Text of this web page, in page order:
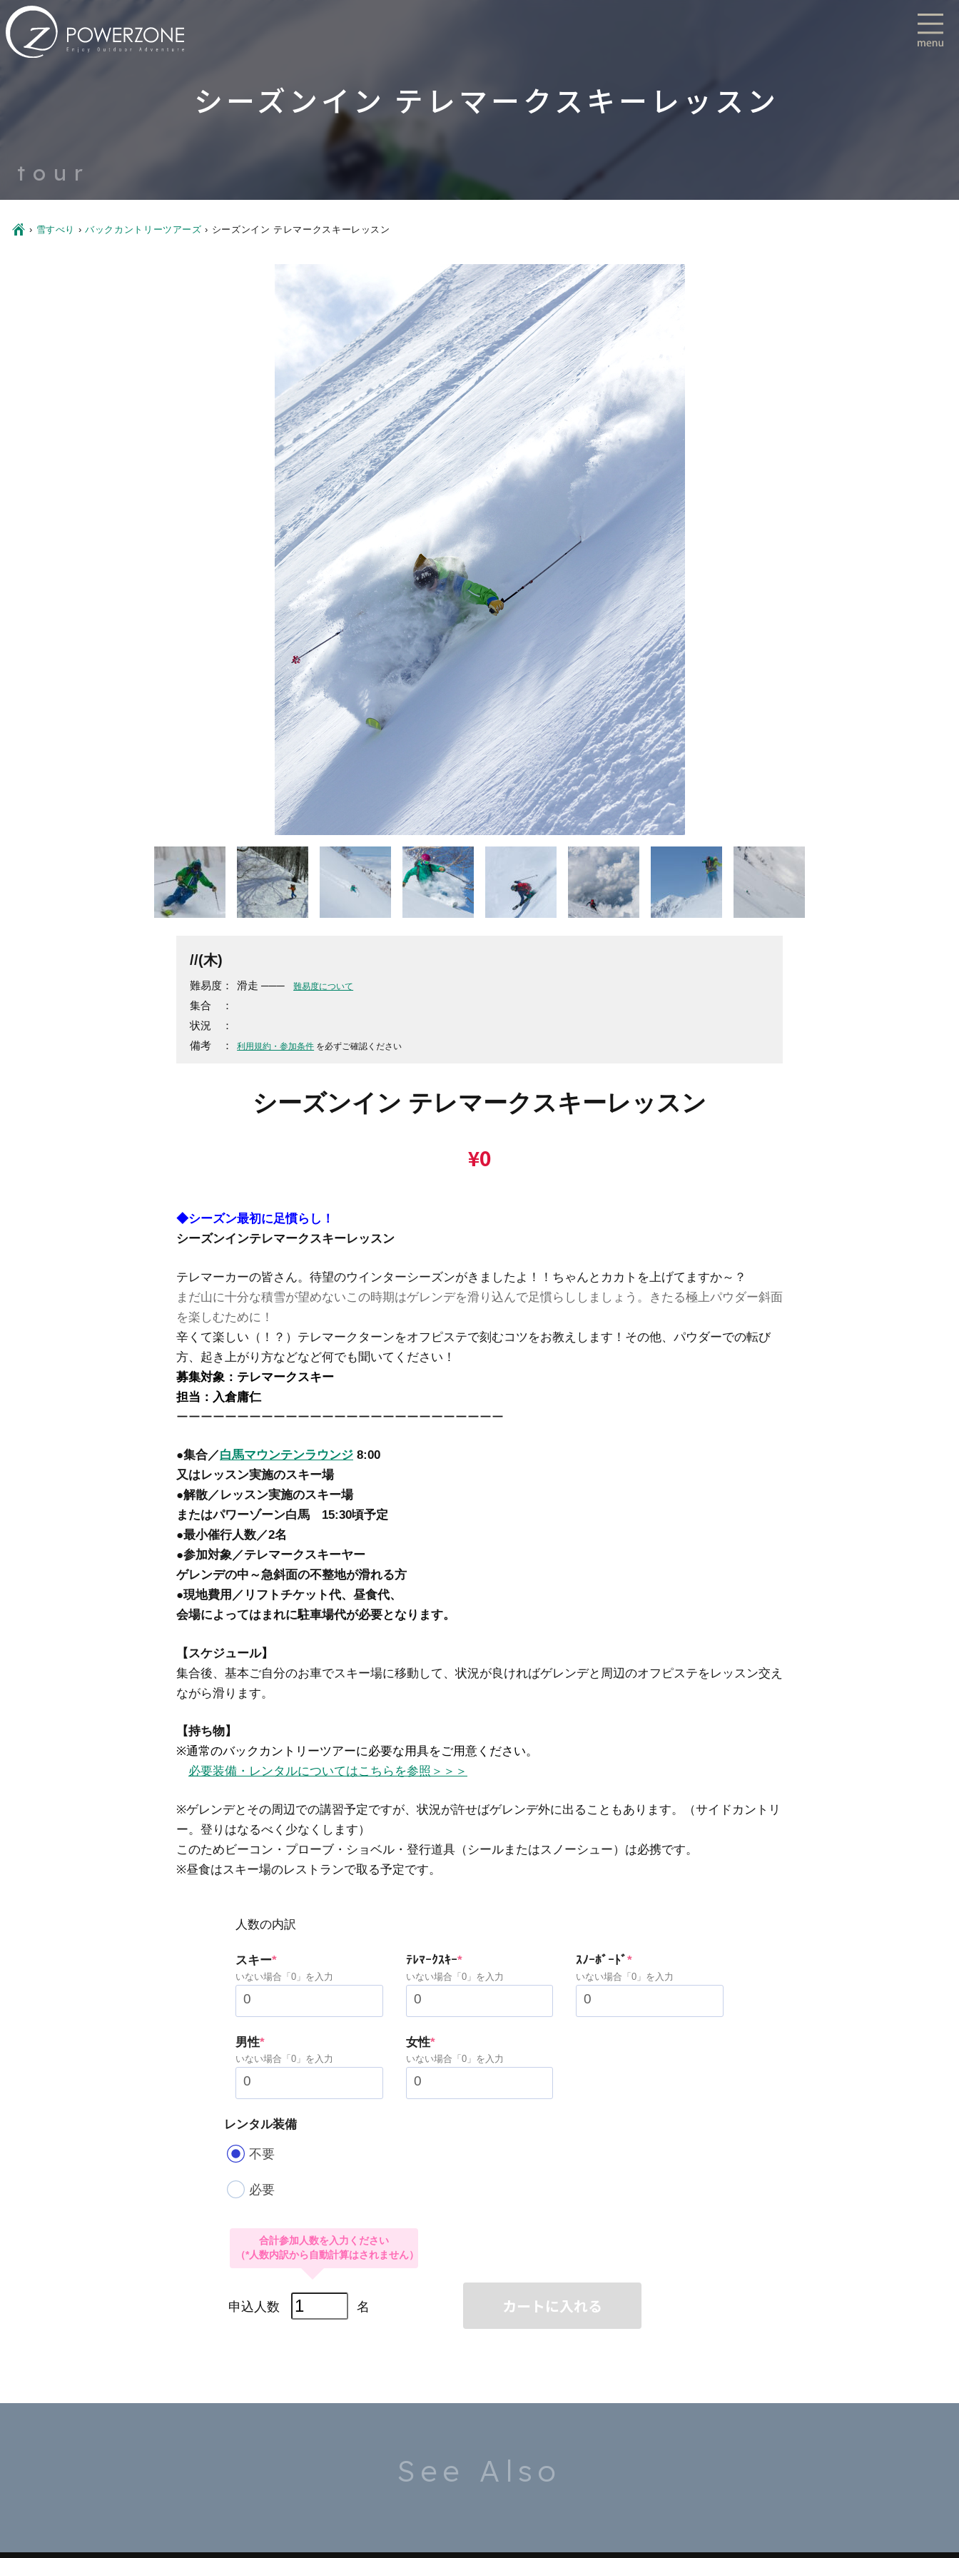
tour
シーズンイン テレマークスキーレッスン
Ç › 雪すべり ›バックカントリーツアーズ › シーズンイン テレマークスキーレッスン
//(木)
難易度： 滑走 ─── 難易度について
集合 ：
状況 ：
備考 ：
利用規約・参加条件 を必ずご確認ください
シーズンイン テレマークスキーレッスン
¥0
◆シーズン最初に足慣らし！
シーズンインテレマークスキーレッスン
テレマーカーの皆さん。待望のウインターシーズンがきましたよ！！ちゃんとカカトを上げてますか～？
まだ山に十分な積雪が望めないこの時期はゲレンデを滑り込んで足慣らししましょう。きたる極上パウダー斜面
を楽しむために！
辛くて楽しい（！？）テレマークターンをオフピステで刻むコツをお教えします！その他、パウダーでの転び
方、起き上がり方などなど何でも聞いてください！
募集対象：テレマークスキー
担当：入倉庸仁
ーーーーーーーーーーーーーーーーーーーーーーーーーーー
●集合／白馬マウンテンラウンジ 8:00
又はレッスン実施のスキー場
●解散／レッスン実施のスキー場
またはパワーゾーン白馬 15:30頃予定
●最小催行人数／2名
●参加対象／テレマークスキーヤー
ゲレンデの中～急斜面の不整地が滑れる方
●現地費用／リフトチケット代、昼食代、
会場によってはまれに駐車場代が必要となります。
【スケジュール】
集合後、基本ご自分のお車でスキー場に移動して、状況が良ければゲレンデと周辺のオフピステをレッスン交え
ながら滑ります。
【持ち物】
※通常のバックカントリーツアーに必要な用具をご用意ください。
必要装備・レンタルについてはこちらを参照＞＞＞
※ゲレンデとその周辺での講習予定ですが、状況が許せばゲレンデ外に出ることもあります。（サイドカントリ
ー。登りはなるべく少なくします）
このためビーコン・プローブ・ショベル・登行道具（シールまたはスノーシュー）は必携です。
※昼食はスキー場のレストランで取る予定です。
人数の内訳
スキー*(required)
いない場合「0」を入力
ﾃﾚﾏｰｸｽｷｰ*(required)
いない場合「0」を入力
ｽﾉｰﾎﾞｰﾄﾞ*(required)
いない場合「0」を入力
男性*(required)
いない場合「0」を入力
女性*(required)
いない場合「0」を入力
レンタル装備
不要
必要
シ
ン
カートに入れる
See Also